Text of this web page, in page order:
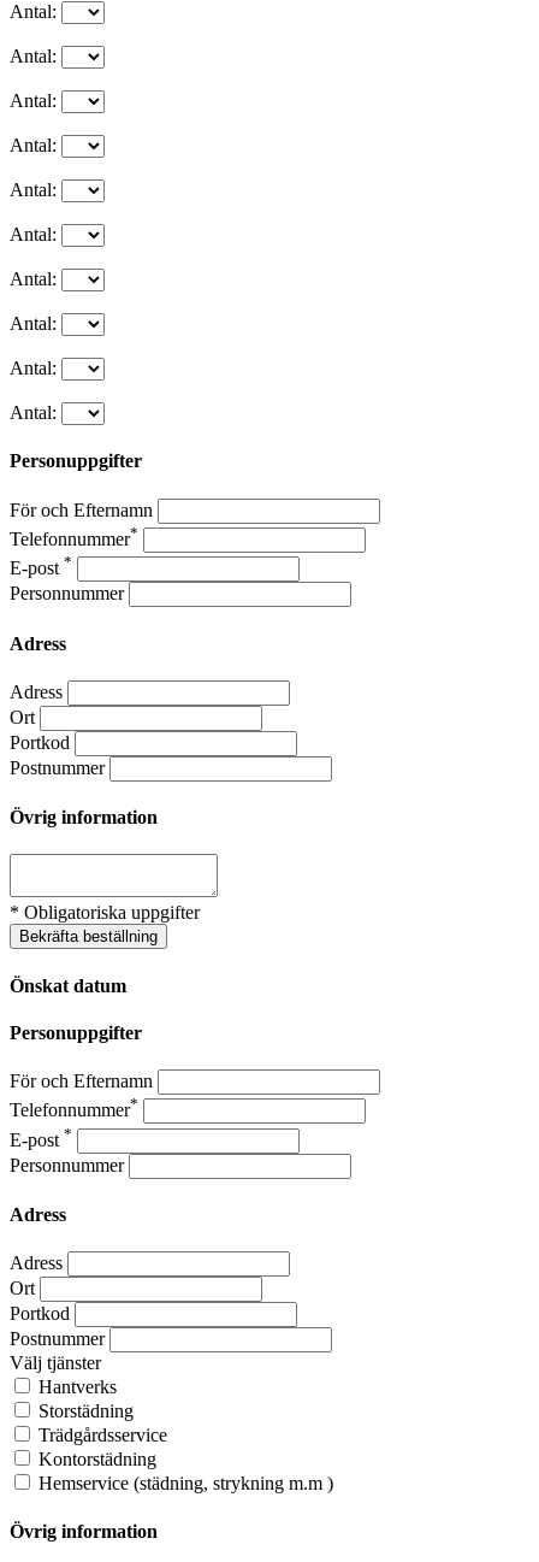
Antal:
Antal:
Antal:
Antal:
Antal:
Antal:
Antal:
Antal:
Antal:
Antal:
Personuppgifter
För och Efternamn
Telefonnummer*
E-post *
Personnummer
Adress
Adress
Ort
Portkod
Postnummer
Övrig information
* Obligatoriska uppgifter
Bekräfta beställning
Önskat datum
Personuppgifter
För och Efternamn
Telefonnummer*
E-post *
Personnummer
Adress
Adress
Ort
Portkod
Postnummer
Välj tjänster
Hantverks
Storstädning
Trädgårdsservice
Kontorstädning
Hemservice (städning, strykning m.m )
Övrig information